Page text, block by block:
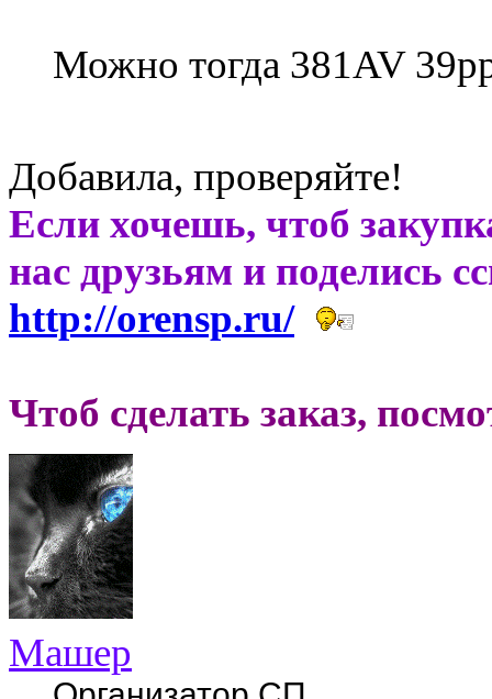
Можно тогда 381AV
Добавила, проверяйте!
Если хочешь, чтоб
нас друзьям и поделись
http://orensp.ru/
Чтоб сделать заказ,
Машер